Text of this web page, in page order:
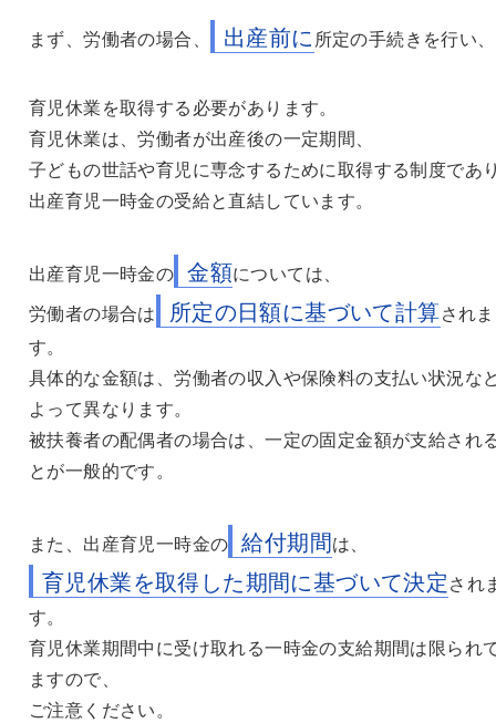
まず、労働者の場合、 出産前に 所定の手続きを行い、
育児休業を取得する必要があります。
育児休業は、労働者が出産後の一定期間、
子どもの世話や育児に専念するために取得する制度であ
出産育児一時金の受給と直結しています。
出産育児一時金の 金額については、
労働者の場合は
所定の日額に基づいて計算されま
す。
具体的な金額は、労働者の収入や保険料の支払い状況な
よって異なります。
被扶養者の配偶者の場合は、一定の固定金額が支給され
とが一般的です。
また、出産育児一時金の 給付期間は、
育児休業を取得した期間に基づいて決定され
す。
育児休業期間中に受け取れる一時金の支給期間は限られ
ますので、
ご注意ください。